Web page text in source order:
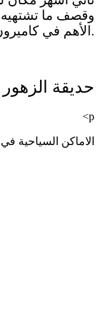
وقصف ما تشتهيه
الأهم في كاميرون.
3. حديقة الزهور
<p
الاماكن السياحية